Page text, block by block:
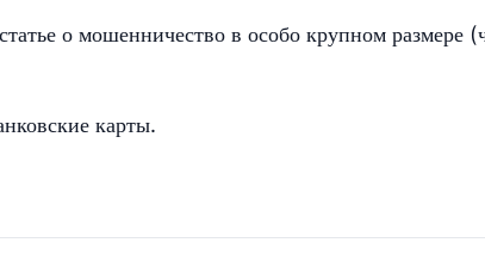
о мошенничество в особо крупном размере
карты.